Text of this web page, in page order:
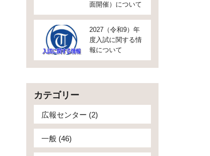
面開催）について
2027（令和9）年
度入試に関する情
報について
カテゴリー
広報センター (2)
一般 (46)